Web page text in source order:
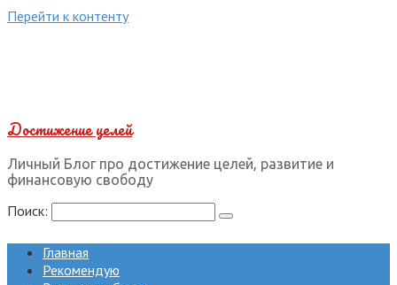
Перейти к контенту
Достижение целей
Личный Блог про достижение целей, развитие и
финансовую свободу
Поиск:
Главная
Рекомендую